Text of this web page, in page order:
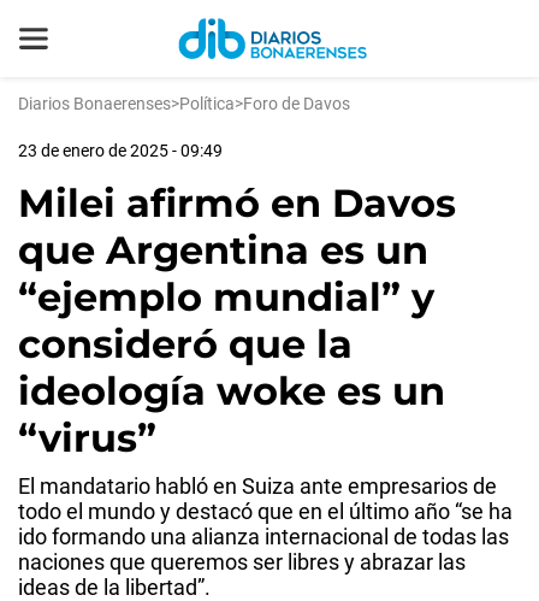
Diarios Bonaerenses>Política>Foro de Davos
23 de enero de 2025 - 09:49
Milei afirmó en Davos
que Argentina es un
“ejemplo mundial” y
consideró que la
ideología woke es un
“virus”
El mandatario habló en Suiza ante empresarios de
todo el mundo y destacó que en el último año “se ha
ido formando una alianza internacional de todas las
naciones que queremos ser libres y abrazar las
ideas de la libertad”.